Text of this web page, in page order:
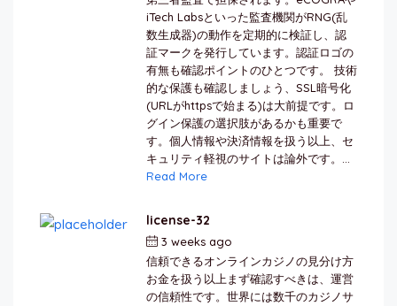
iTech Labsといった監査機関がRNG(乱
数生成器)の動作を定期的に検証し、認
証マークを発行しています。認証ロゴの
有無も確認ポイントのひとつです。 技術
的な保護も確認しましょう、SSL暗号化
(URLがhttpsで始まる)は大前提です。ロ
グイン保護の選択肢があるかも重要で
す。個人情報や決済情報を扱う以上、セ
キュリティ軽視のサイトは論外です。...
Read More
license-32
3 weeks ago
信頼できるオンラインカジノの見分け方
お金を扱う以上まず確認すべきは、運営
の信頼性です。世界には数千のカジノサ